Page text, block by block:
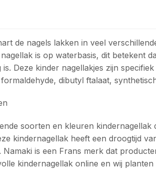
de nagels lakken in veel
is op waterbasis, dit betekent
Deze kinder nagellakjes zijn
dibutyl ftalaat,
soorten en kleuren kindernagellak
kindernagellak heeft een droogtijd
is een Frans merk dat
kindernagellak online en wij